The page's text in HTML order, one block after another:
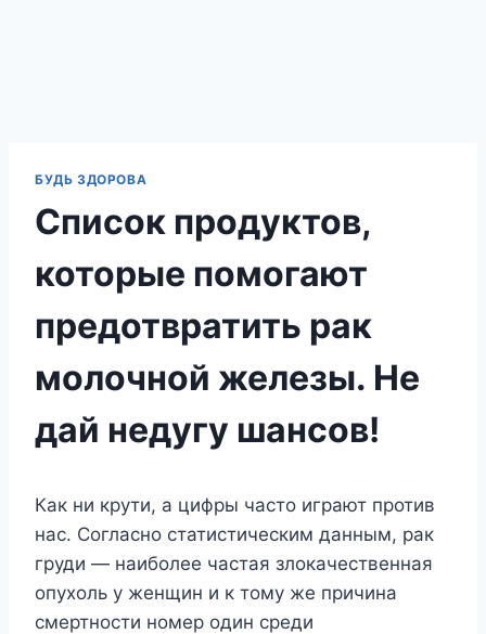
БУДЬ ЗДОРОВА
Список продуктов,
которые помогают
предотвратить рак
молочной железы. Не
дай недугу шансов!
Как ни крути, а цифры часто играют против
нас. Согласно статистическим данным, рак
груди — наиболее частая злокачественная
опухоль у женщин и к тому же причина
смертности номер один среди